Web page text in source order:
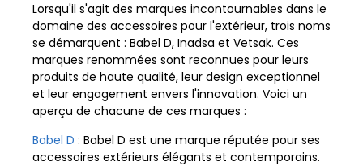
Lorsqu'il s'agit des marques incontournables dans le
domaine des accessoires pour l'extérieur, trois noms
se démarquent : Babel D, Inadsa et Vetsak. Ces
marques renommées sont reconnues pour leurs
produits de haute qualité, leur design exceptionnel
et leur engagement envers l'innovation. Voici un
aperçu de chacune de ces marques :
Babel D : Babel D est une marque réputée pour ses
accessoires extérieurs élégants et contemporains.